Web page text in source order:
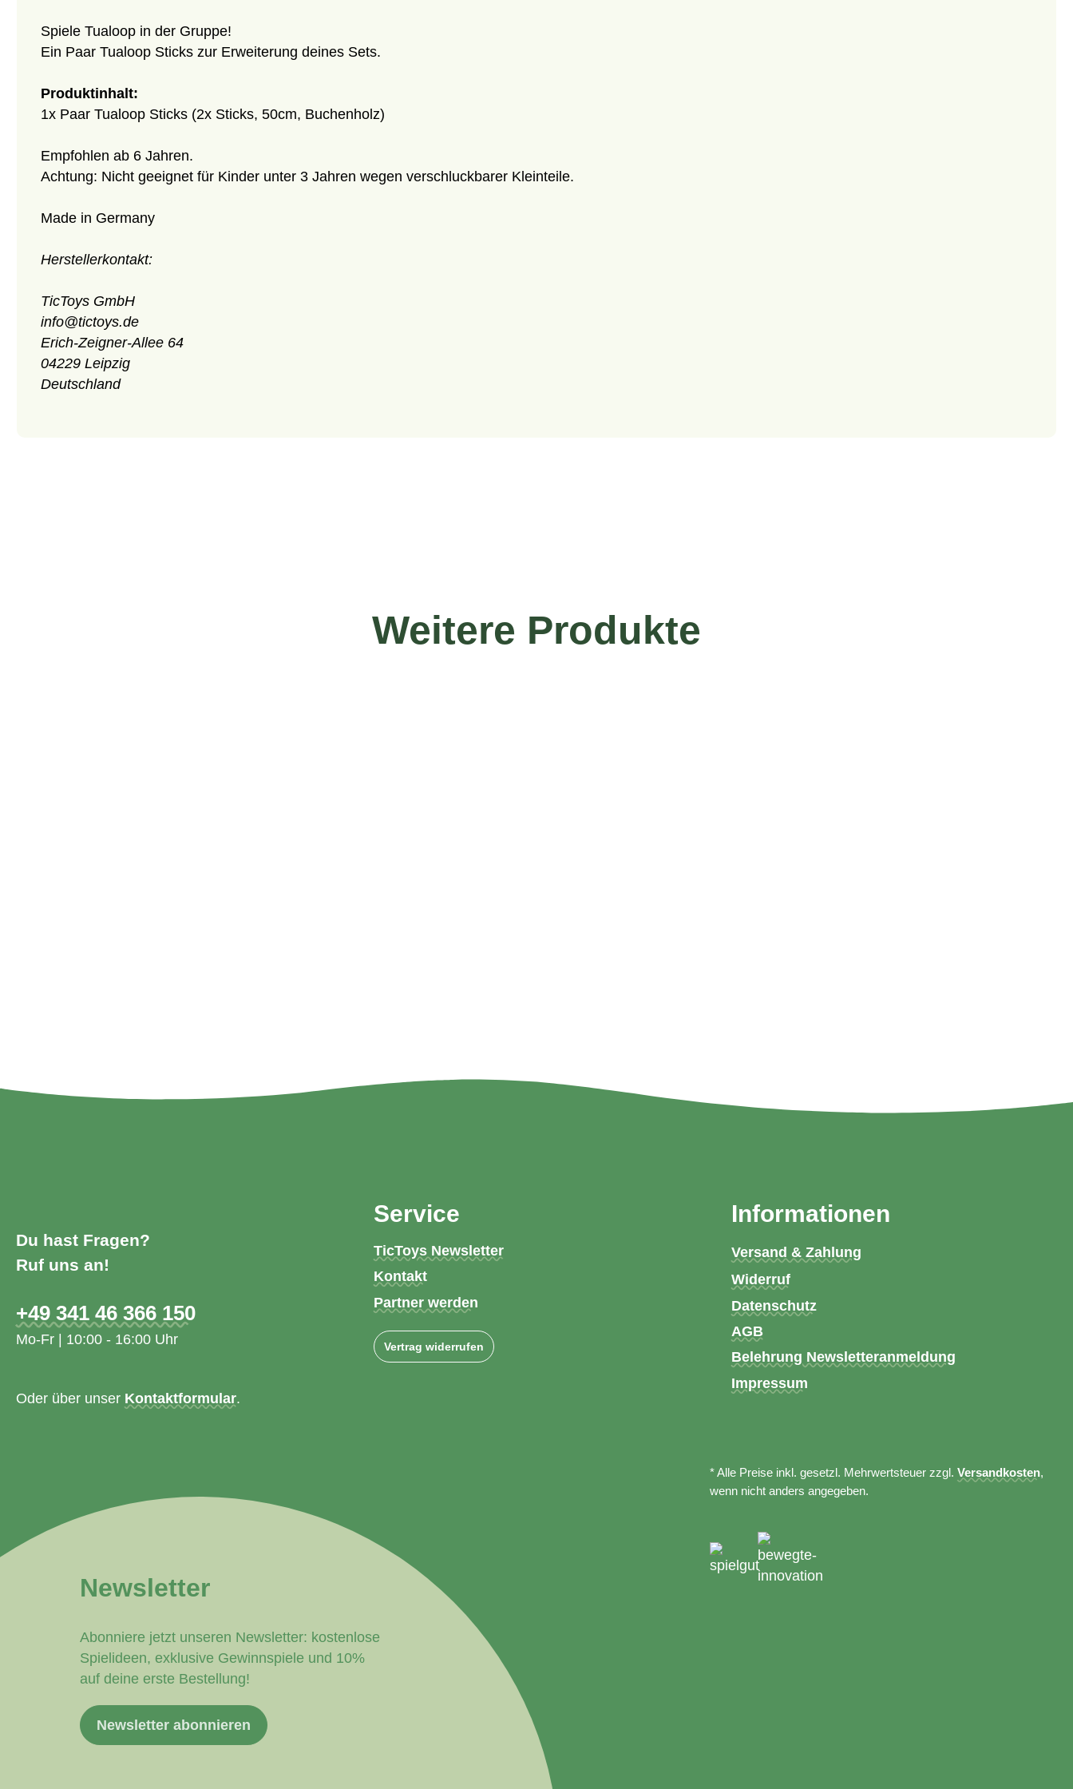
Spiele Tualoop in der Gruppe!
Ein Paar Tualoop Sticks zur Erweiterung deines Sets.
Produktinhalt:
1x Paar Tualoop Sticks (2x Sticks, 50cm, Buchenholz)
Empfohlen ab 6 Jahren.
Achtung: Nicht geeignet für Kinder unter 3 Jahren wegen verschluckbarer Kleinteile.
Made in Germany
Herstellerkontakt:
TicToys GmbH
info@tictoys.de
Erich-Zeigner-Allee 64
04229 Leipzig
Deutschland
Weitere Produkte
Du hast Fragen?
Ruf uns an!
+49 341 46 366 150
Mo-Fr | 10:00 - 16:00 Uhr
Oder über unser Kontaktformular.
Service
TicToys Newsletter
Kontakt
Partner werden
Vertrag widerrufen
Informationen
Versand & Zahlung
Widerruf
Datenschutz
AGB
Belehrung Newsletteranmeldung
Impressum
* Alle Preise inkl. gesetzl. Mehrwertsteuer zzgl.Versandkosten,
wenn nicht anders angegeben.
Newsletter
Abonniere jetzt unseren Newsletter: kostenlose
Spielideen, exklusive Gewinnspiele und 10%
auf deine erste Bestellung!
Newsletter abonnieren